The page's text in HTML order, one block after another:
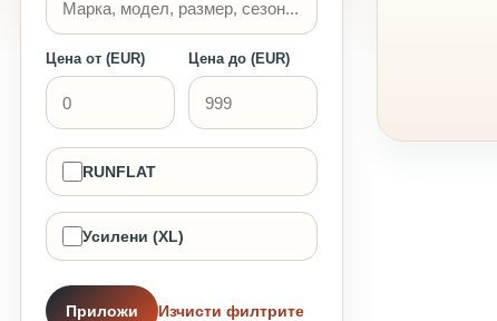
Цена от (EUR) Цена до (EUR)
RUNFLAT
Усилени (XL)
Приложи Изчисти филтрите